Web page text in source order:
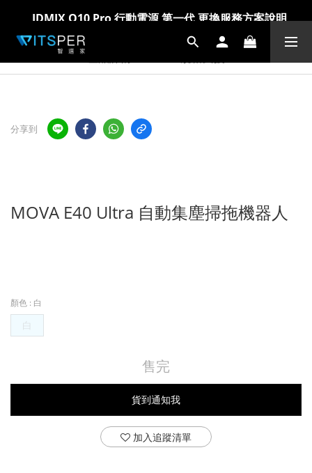
爸氣科技禮物節!精選科技好物5折起 >> 馬上選購
爸氣科技禮物節!精選科技好物5折起 >> 馬上選購
分享到
MOVA E40 Ultra 自動集塵掃拖機器人
顏色 : 白
白
售完
貨到通知我
加入追蹤清單